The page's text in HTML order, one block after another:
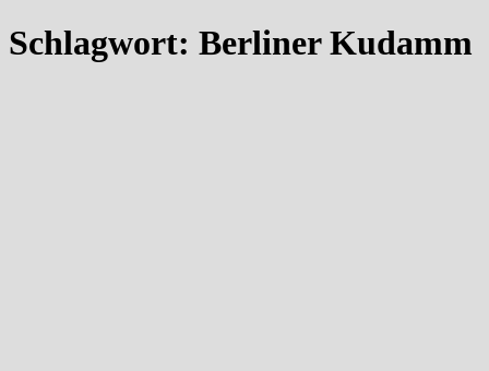
Schlagwort: Berliner Kudamm